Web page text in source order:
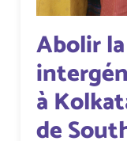
Abolir
à
de